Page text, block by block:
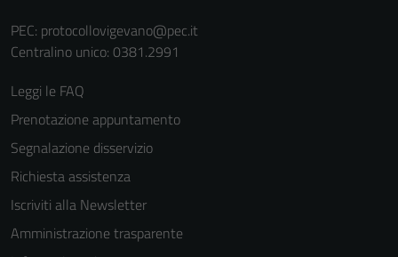
PEC: protocollovigevano@pec.it
Centralino unico: 0381.2991
Leggi le FAQ
Prenotazione appuntamento
Segnalazione disservizio
Richiesta assistenza
Iscriviti alla Newsletter
Amministrazione trasparente